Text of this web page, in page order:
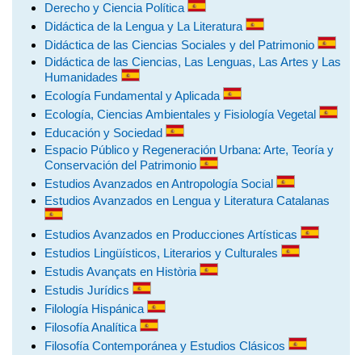
Derecho y Ciencia Política
Didáctica de la Lengua y La Literatura
Didáctica de las Ciencias Sociales y del Patrimonio
Didáctica de las Ciencias, Las Lenguas, Las Artes y Las
Humanidades
Ecología Fundamental y Aplicada
Ecología, Ciencias Ambientales y Fisiología Vegetal
Educación y Sociedad
Espacio Público y Regeneración Urbana: Arte, Teoría y
Conservación del Patrimonio
Estudios Avanzados en Antropología Social
Estudios Avanzados en Lengua y Literatura Catalanas
Estudios Avanzados en Producciones Artísticas
Estudios Lingüísticos, Literarios y Culturales
Estudis Avançats en Història
Estudis Jurídics
Filología Hispánica
Filosofía Analítica
Filosofía Contemporánea y Estudios Clásicos